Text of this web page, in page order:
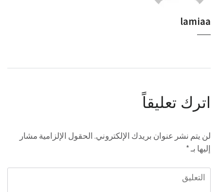
lamiaa
اترك تعليقاً
لن يتم نشر عنوان بريدك الإلكتروني. الحقول الإلزامية مشار
إليها بـ*
التعليق